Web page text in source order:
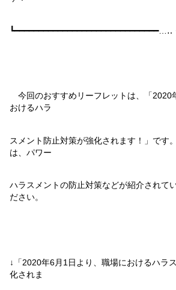
┗━━━━━━━━━━━━━━━━━━━━━━━━━━━━━━…‥
今回のおすすめリーフレットは、「2020
おけるハラ
スメント防止対策が強化されます！」です
は、パワー
ハラスメントの防止対策などが紹介されて
ださい。
↓「2020年6月 1 日より、職場におけるハラ
化されま